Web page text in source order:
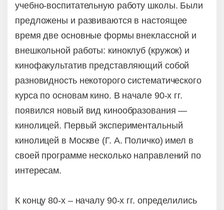
учебно-воспитательную работу школы. Были
предложены и развиваются в настоящее
время две основные формы внеклассной и
внешкольной работы: киноклуб (кружок) и
кинофакультатив представляющий собой
разновидность некоторого систематического
курса по основам кино. В начале 90-х гг.
появился новый вид кинообразования —
кинолицей. Первый экспериментальный
кинолицей в Москве (Г. А. Поличко) имел в
своей программе несколько направлений по
интересам.
К концу 80-х – началу 90-х гг. определились